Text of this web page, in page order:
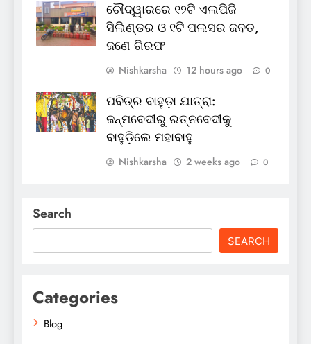
ଚୌଦ୍ୱାରରେ ୧୨ଟି ଏଲପିଜି
ସିଲିଣ୍ଡର ଓ ୧ଟି ପଲସର ଜବତ,
ଜଣେ ଗିରଫ
Nishkarsha 12 hours ago 0
ପବିତ୍ର ବାହୁଡ଼ା ଯାତ୍ରା:
ଜନ୍ମବେଦୀରୁ ରତ୍ନବେଦୀକୁ
ବାହୁଡ଼ିଲେ ମହାବାହୁ
Nishkarsha 2 weeks ago 0
Search
SEARCH
Categories
Blog